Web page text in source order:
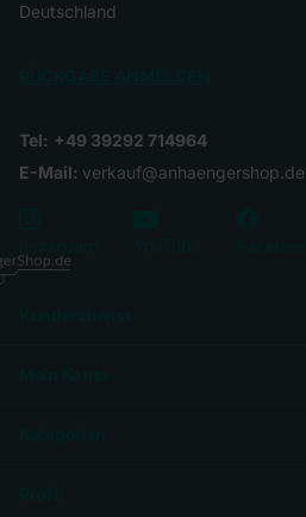
Deutschland
Tel: +49 39292 714964
E-Mail: verkauf@anhaengershop.de